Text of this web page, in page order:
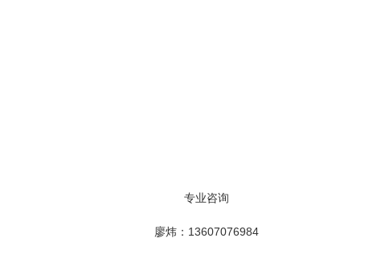
专业咨询
廖炜：13607076984